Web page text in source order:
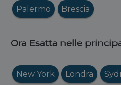
Palermo Brescia
Ora Esatta nelle
New York Londra